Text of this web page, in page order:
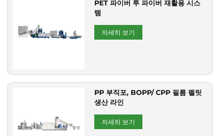
PET 파이버 투 파이버 재활용 시스
템
자세히 보기
PP 부직포, BOPP/ CPP 필름 펠릿
생산 라인
자세히 보기